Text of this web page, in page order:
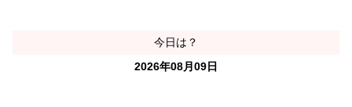
今日は？
2026年08月09日